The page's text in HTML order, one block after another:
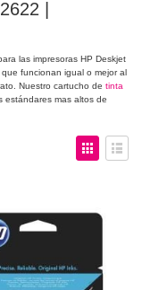
|
las impresoras HP Deskjet
funcionan igual o mejor al
Nuestro cartucho de tinta
estándares mas altos de
Ver
como